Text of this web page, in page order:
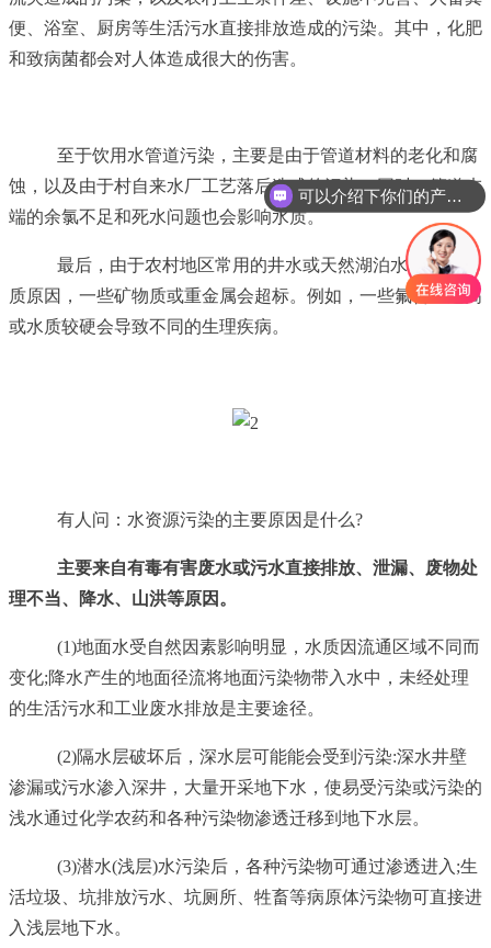
便、浴室、厨房等生活污水直接排放造成的污染。其中，化肥
和致病菌都会对人体造成很大的伤害。
至于饮用水管道污染，主要是由于管道材料的老化和腐
蚀，以及由于村自来水厂工艺落后造成的污染。同时，管道末
端的余氯不足和死水问题也会影响水质。
最后，由于农村地区常用的井水或天然湖泊水，由于地
质原因，一些矿物质或重金属会超标。例如，一些氟含量过高
或水质较硬会导致不同的生理疾病。
有人问：水资源污染的主要原因是什么?
主要来自有毒有害废水或污水直接排放、泄漏、废物处
理不当、降水、山洪等原因。
(1)地面水受自然因素影响明显，水质因流通区域不同而
变化;降水产生的地面径流将地面污染物带入水中，未经处理
的生活污水和工业废水排放是主要途径。
(2)隔水层破坏后，深水层可能能会受到污染:深水井壁
渗漏或污水渗入深井，大量开采地下水，使易受污染或污染的
浅水通过化学农药和各种污染物渗透迁移到地下水层。
(3)潜水(浅层)水污染后，各种污染物可通过渗透进入;生
活垃圾、坑排放污水、坑厕所、牲畜等病原体污染物可直接进
入浅层地下水。
可以介绍下你们的产品么
你们是怎么收费的呢